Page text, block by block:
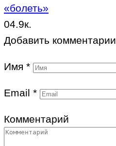
«болеть»
04.9к.
Добавить комментарии
Имя *
Email *
Комментарий